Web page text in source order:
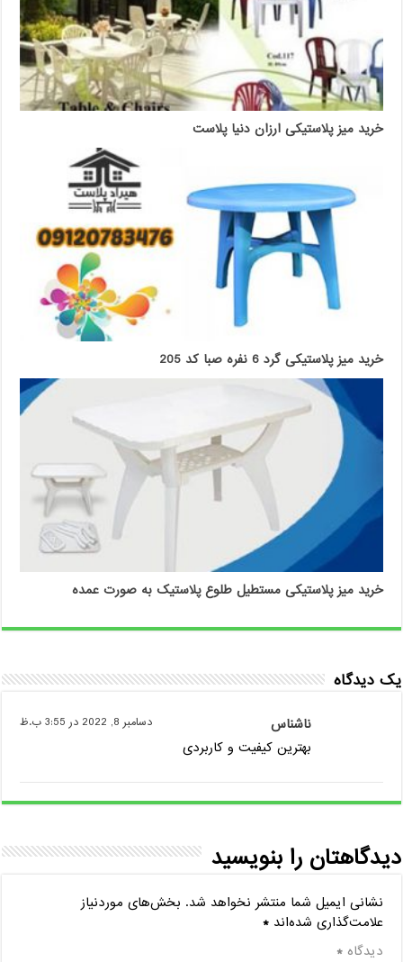
خرید میز پلاستیکی ارزان دنیا پلاست
خرید میز پلاستیکی گرد 6 نفره صبا کد 205
خرید میز پلاستیکی مستطیل طلوع پلاستیک به صورت عمده
یک دیدگاه
ناشناس دسامبر 8, 2022 در 3:55 ب.ظ
بهترین کیفیت و کاربردی
دیدگاهتان را بنویسید
نشانی ایمیل شما منتشر نخواهد شد. بخش‌های موردنیاز
علامت‌گذاری شده‌اند*
دیدگاه*